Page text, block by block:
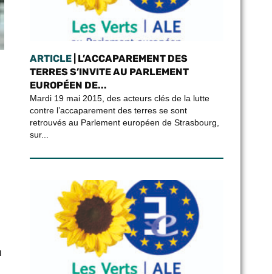
ARTICLE| L’ACCAPAREMENT DES
TERRES S’INVITE AU PARLEMENT
EUROPÉEN DE...
Mardi 19 mai 2015, des acteurs clés de la lutte
contre l’accaparement des terres se sont
retrouvés au Parlement européen de Strasbourg,
sur...